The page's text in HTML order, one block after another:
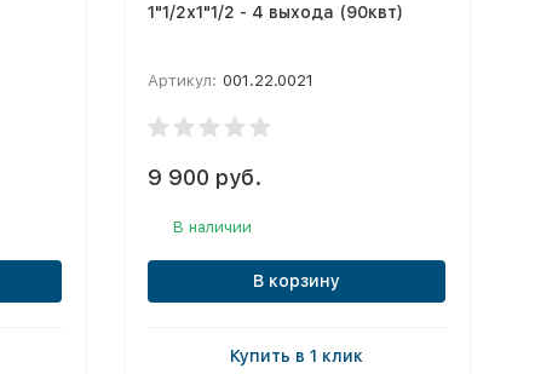
1"1/2х1"1/2 - 4 выхода (90квт)
Артикул: 001.22.0021
9 900 руб.
В наличии
В корзину
Купить в 1 клик